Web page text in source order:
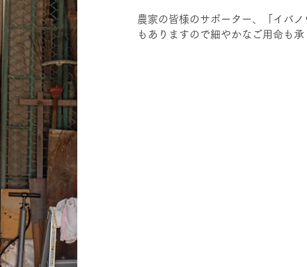
農家の皆様のサポーター、「イバ
もありますので細やかなご用命も承